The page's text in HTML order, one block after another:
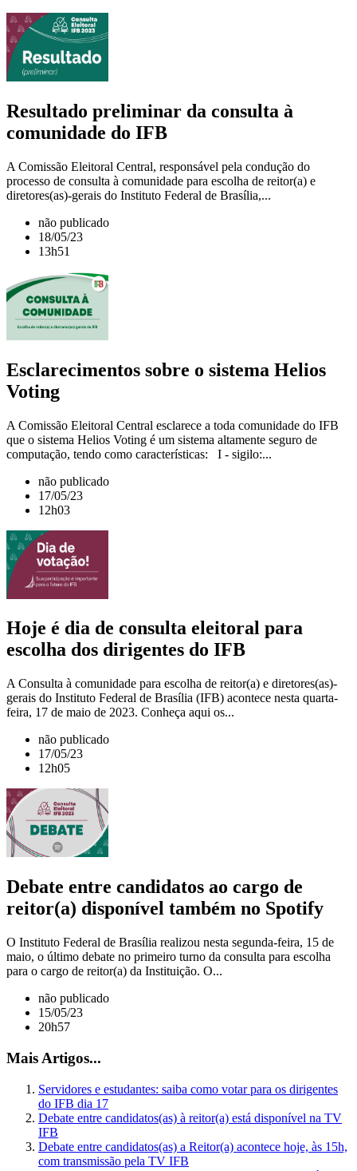
Resultado preliminar da consulta à
comunidade do IFB
A Comissão Eleitoral Central, responsável pela condução do
processo de consulta à comunidade para escolha de reitor(a) e
diretores(as)-gerais do Instituto Federal de Brasília,...
não publicado
18/05/23
13h51
Esclarecimentos sobre o sistema Helios
Voting
A Comissão Eleitoral Central esclarece a toda comunidade do IFB
que o sistema Helios Voting é um sistema altamente seguro de
computação, tendo como características: I - sigilo:...
não publicado
17/05/23
12h03
Hoje é dia de consulta eleitoral para
escolha dos dirigentes do IFB
A Consulta à comunidade para escolha de reitor(a) e diretores(as)-
gerais do Instituto Federal de Brasília (IFB) acontece nesta quarta-
feira, 17 de maio de 2023. Conheça aqui os...
não publicado
17/05/23
12h05
Debate entre candidatos ao cargo de
reitor(a) disponível também no Spotify
O Instituto Federal de Brasília realizou nesta segunda-feira, 15 de
maio, o último debate no primeiro turno da consulta para escolha
para o cargo de reitor(a) da Instituição. O...
não publicado
15/05/23
20h57
Mais Artigos...
Servidores e estudantes: saiba como votar para os dirigentes
do IFB dia 17
Debate entre candidatos(as) à reitor(a) está disponível na TV
IFB
Debate entre candidatos(as) a Reitor(a) acontece hoje, às 15h,
com transmissão pela TV IFB